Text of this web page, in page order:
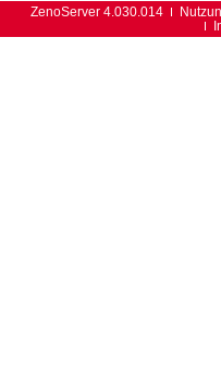
ZenoServer 4.030.014